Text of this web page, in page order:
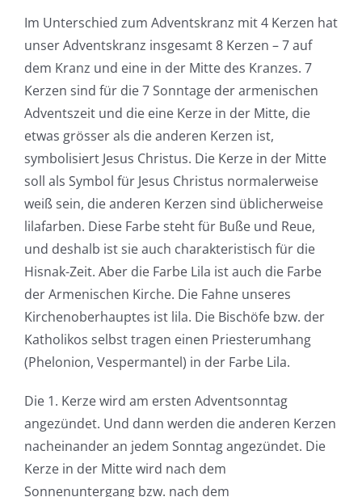
Im Unterschied zum Adventskranz mit 4 Kerzen hat
unser Adventskranz insgesamt 8 Kerzen – 7 auf
dem Kranz und eine in der Mitte des Kranzes. 7
Kerzen sind für die 7 Sonntage der armenischen
Adventszeit und die eine Kerze in der Mitte, die
etwas grösser als die anderen Kerzen ist,
symbolisiert Jesus Christus. Die Kerze in der Mitte
soll als Symbol für Jesus Christus normalerweise
weiß sein, die anderen Kerzen sind üblicherweise
lilafarben. Diese Farbe steht für Buße und Reue,
und deshalb ist sie auch charakteristisch für die
Hisnak-Zeit. Aber die Farbe Lila ist auch die Farbe
der Armenischen Kirche. Die Fahne unseres
Kirchenoberhauptes ist lila. Die Bischöfe bzw. der
Katholikos selbst tragen einen Priesterumhang
(Phelonion, Vespermantel) in der Farbe Lila.
Die 1. Kerze wird am ersten Adventsonntag
angezündet. Und dann werden die anderen Kerzen
nacheinander an jedem Sonntag angezündet. Die
Kerze in der Mitte wird nach dem
Sonnenuntergang bzw. nach dem